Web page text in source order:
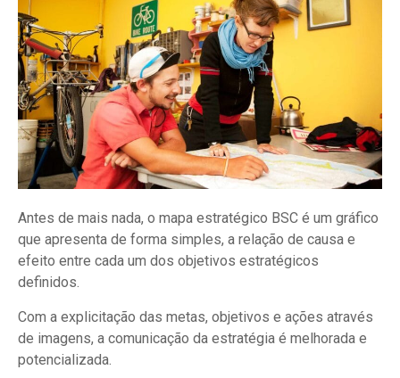
Antes de mais nada, o mapa estratégico BSC é um gráfico
que apresenta de forma simples, a relação de causa e
efeito entre cada um dos objetivos estratégicos
definidos.
Com a explicitação das metas, objetivos e ações através
de imagens, a comunicação da estratégia é melhorada e
potencializada.